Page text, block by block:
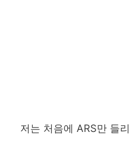
저는 처음에 ARS만 들리